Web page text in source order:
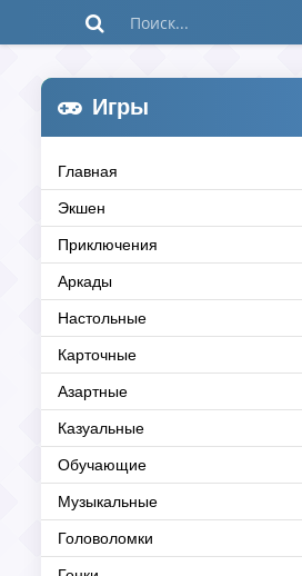
Игры
Главная
Экшен
Приключения
Аркады
Настольные
Карточные
Азартные
Казуальные
Обучающие
Музыкальные
Головоломки